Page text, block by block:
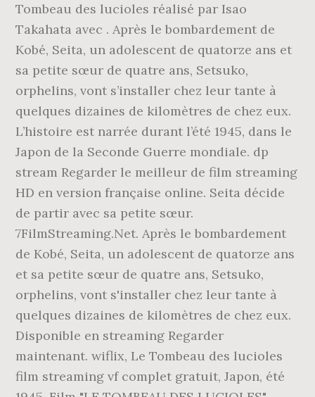
Tombeau des lucioles réalisé par Isao
Takahata avec . Après le bombardement de
Kobé, Seita, un adolescent de quatorze ans et
sa petite sœur de quatre ans, Setsuko,
orphelins, vont s’installer chez leur tante à
quelques dizaines de kilomètres de chez eux.
L’histoire est narrée durant l’été 1945, dans le
Japon de la Seconde Guerre mondiale. dp
stream Regarder le meilleur de film streaming
HD en version française online. Seita décide
de partir avec sa petite sœur.
7FilmStreaming.Net. Après le bombardement
de Kobé, Seita, un adolescent de quatorze ans
et sa petite sœur de quatre ans, Setsuko,
orphelins, vont s'installer chez leur tante à
quelques dizaines de kilomètres de chez eux.
Disponible en streaming Regarder
maintenant. wiflix, Le Tombeau des lucioles
film streaming vf complet gratuit, Japon, été